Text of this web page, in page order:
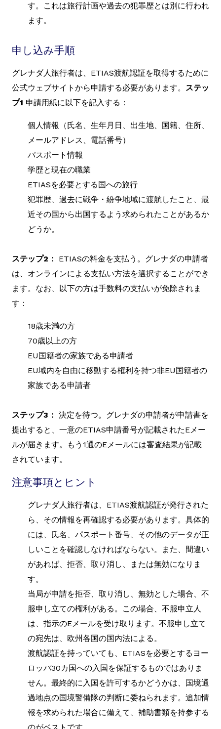
す。これは旅行計画や過去の犯罪歴とは別に行われ
ます。
申し込み手順
グレナダ人旅行者は、ETIAS渡航認証を取得するために
公式ウェブサイトから申請する必要があります。
ステッ
プ1 申請用紙に以下を記入する：
個人情報（氏名、生年月日、出生地、国籍、住所、
メールアドレス、電話番号）
パスポート情報
学歴と現在の職業
ETIASを必要とする国への旅行
犯罪歴、過去に戦争・紛争地域に渡航したこと、最
近その国から出国するよう求められたことがあるか
どうか。
ステップ2： ETIASの料金を支払う。グレナダの申請者
は、オンラインによる支払い方法を選択することができ
ます。なお、以下の方は手数料の支払いが免除されま
す：
18歳未満の方
70歳以上の方
EU国籍者の家族である申請者
EU域内を自由に移動する権利を持つ非EU国籍者の
家族である申請者
ステップ3： 決定を待つ。グレナダの申請者が申請書を
提出すると、一意のETIAS申請番号が記載されたEメー
ルが届きます。もう1通のEメールには審査結果が記載
されています。
注意事項とヒント
グレナダ人旅行者は、ETIAS渡航認証が発行された
ら、その情報を再確認する必要があります。具体的
には、氏名、パスポート番号、その他のデータが正
しいことを確認しなければならない。また、間違い
があれば、拒否、取り消し、または無効になりま
す。
当局が申請を拒否、取り消し、無効とした場合、不
服申し立ての権利がある。この場合、不服申立人
は、指示のEメールを受け取ります。不服申し立て
の宛先は、欧州各国の国内法による。
渡航認証を持っていても、ETIASを必要とするヨー
ロッパ30カ国への入国を保証するものではありま
せん。最終的に入国を許可するかどうかは、国境通
過地点の国境警備隊の判断に委ねられます。追加情
報を求められた場合に備えて、補助書類を持参する
のがベストです。